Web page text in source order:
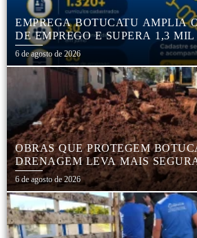
EMPREGA BOTUCATU AMPLIA
DE EMPREGO E SUPERA 1,3
CADASTRADOS
6 de agosto de 2026
OBRAS QUE PROTEGEM
DRENAGEM LEVA MAIS
TRANQUILIDADE AOS
5
6 de agosto de 2026